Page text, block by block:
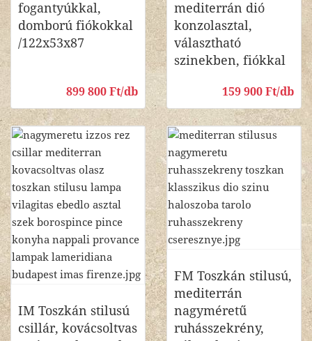
fogantyúkkal,
domború fiókokkal
/122x53x87
899 800 Ft/db
mediterrán dió
konzolasztal,
választható
szinekben, fiókkal
159 900 Ft/db
IM Toszkán stilusú
csillár, kovácsoltvas
FM Toszkán stilusú,
mediterrán
nagyméretű
ruhásszekrény,